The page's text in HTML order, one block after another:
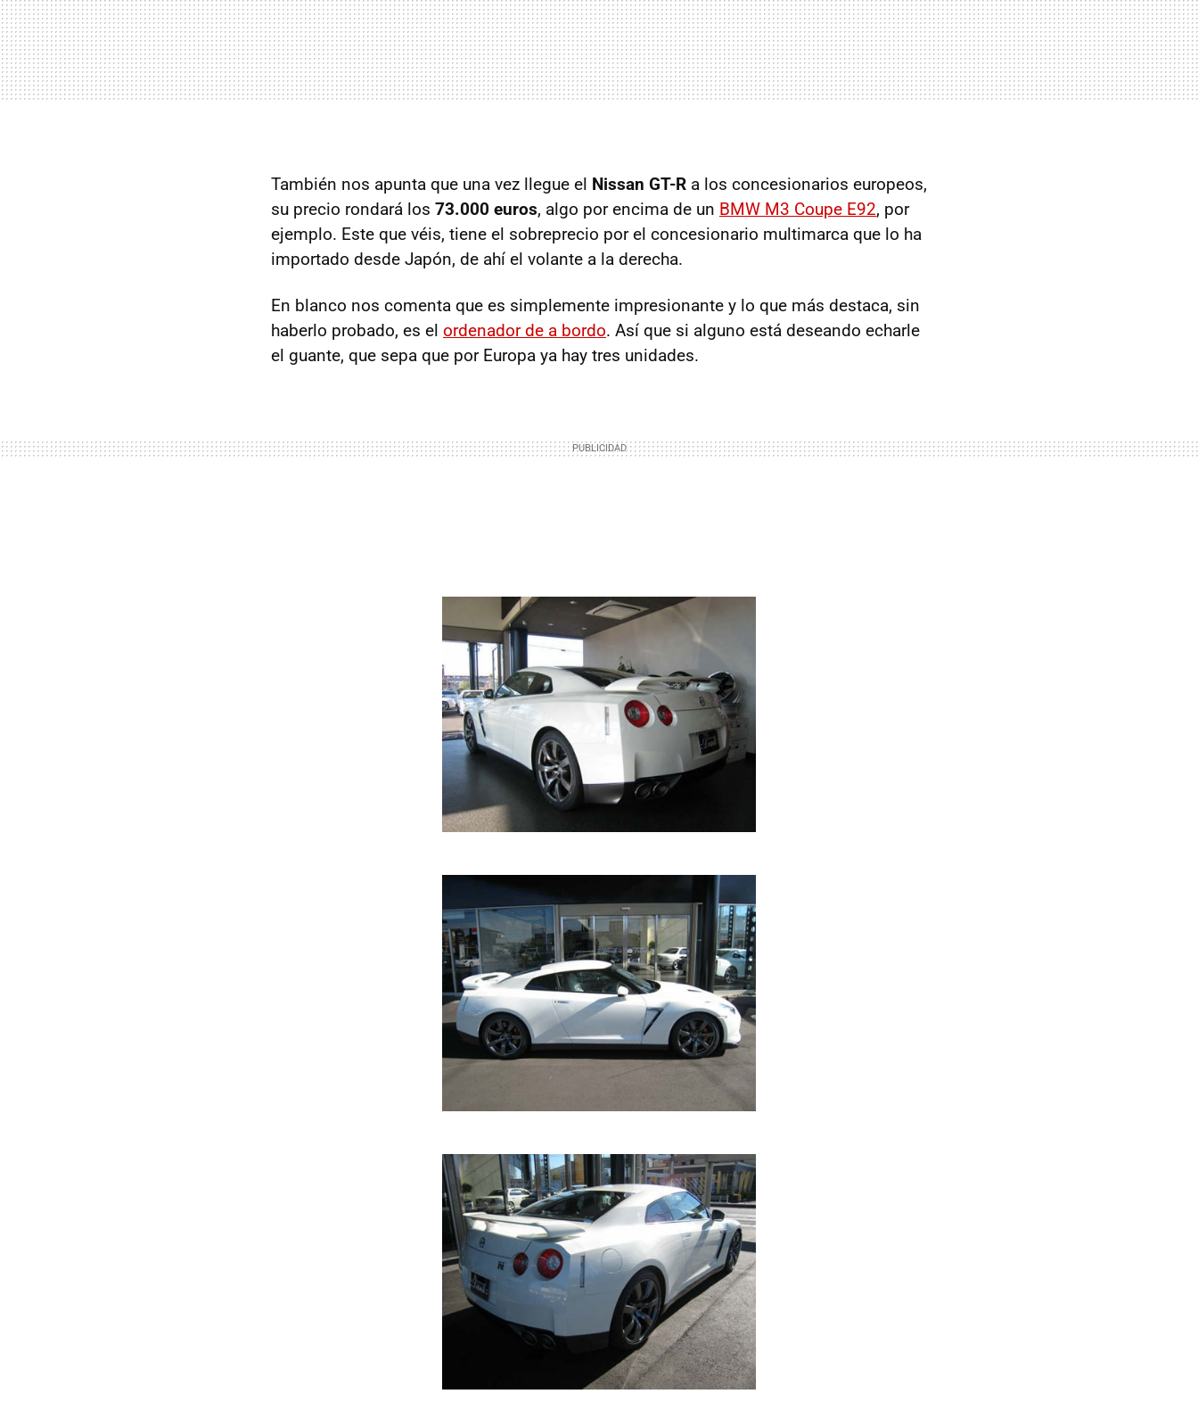
También nos apunta que una vez llegue el Nissan GT-R a los concesionarios europeos,
su precio rondará los 73.000 euros, algo por encima de un BMW M3 Coupe E92, por
ejemplo. Este que véis, tiene el sobreprecio por el concesionario multimarca que lo ha
importado desde Japón, de ahí el volante a la derecha.
En blanco nos comenta que es simplemente impresionante y lo que más destaca, sin
haberlo probado, es el ordenador de a bordo. Así que si alguno está deseando echarle
el guante, que sepa que por Europa ya hay tres unidades.